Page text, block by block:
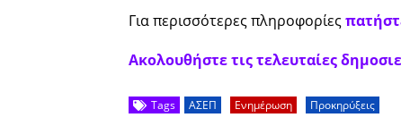
Για περισσότερες πληροφορίες
Ακολουθήστε τις τελευταίες
Tags ΑΣΕΠ Ενημέρωση Προκηρύξεις